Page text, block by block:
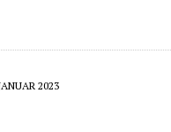
2023